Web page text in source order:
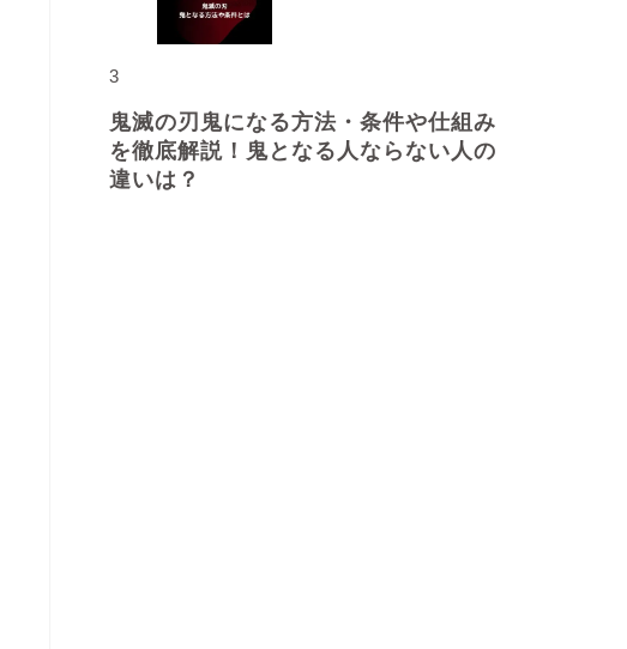
3
鬼滅の刃鬼になる方法・条件や仕組み
を徹底解説！鬼となる人ならない人の
違いは？